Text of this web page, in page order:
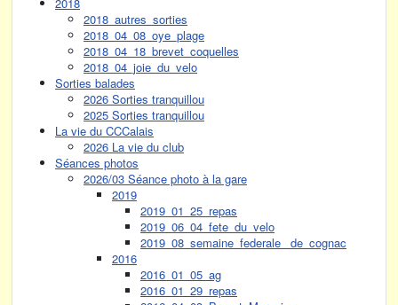
2018_autres_sorties
2018_04_08_oye_plage
2018_04_18_brevet_coquelles
2018_04_joie_du_velo
Sorties balades
2026 Sorties tranquillou
2025 Sorties tranquillou
La vie du CCCalais
2026 La vie du club
Séances photos
2026/03 Séance photo à la gare
2019
2019_01_25_repas
2019_06_04_fete_du_velo
2019_08_semaine_federale_ de_cognac
2016
2016_01_05_ag
2016_01_29_repas